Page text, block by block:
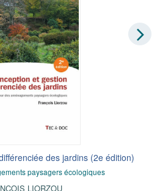
des jardins (2e édition)
paysagers écologiques
LIORZOU